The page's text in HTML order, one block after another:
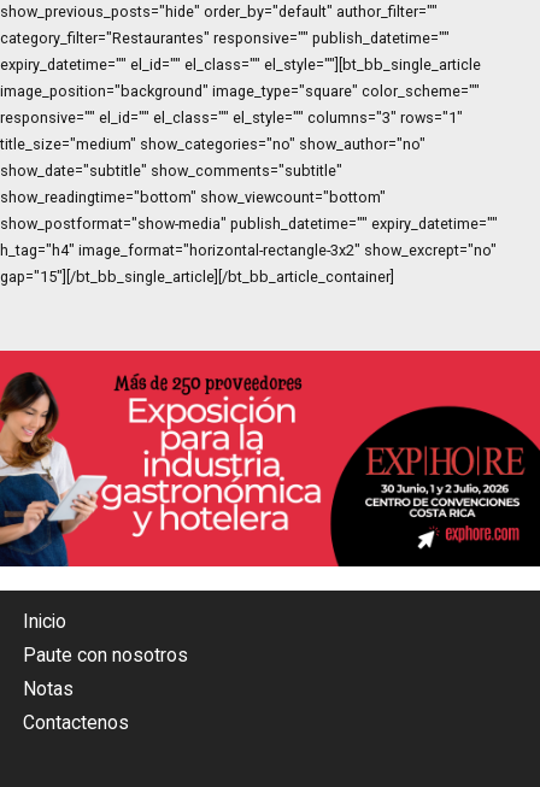
show_previous_posts="hide" order_by="default" author_filter=""
category_filter="Restaurantes" responsive="" publish_datetime=""
expiry_datetime="" el_id="" el_class="" el_style=""][bt_bb_single_article
image_position="background" image_type="square" color_scheme=""
responsive="" el_id="" el_class="" el_style="" columns="3" rows="1"
title_size="medium" show_categories="no" show_author="no"
show_date="subtitle" show_comments="subtitle"
show_readingtime="bottom" show_viewcount="bottom"
show_postformat="show-media" publish_datetime="" expiry_datetime=""
h_tag="h4" image_format="horizontal-rectangle-3x2" show_excrept="no"
gap="15"][/bt_bb_single_article][/bt_bb_article_container]
Inicio
Paute con nosotros
Notas
Contactenos